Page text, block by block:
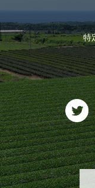
お茶のギフト
おすすめのお茶
お茶に合うスイーツ
ログイン
ログアウト
特